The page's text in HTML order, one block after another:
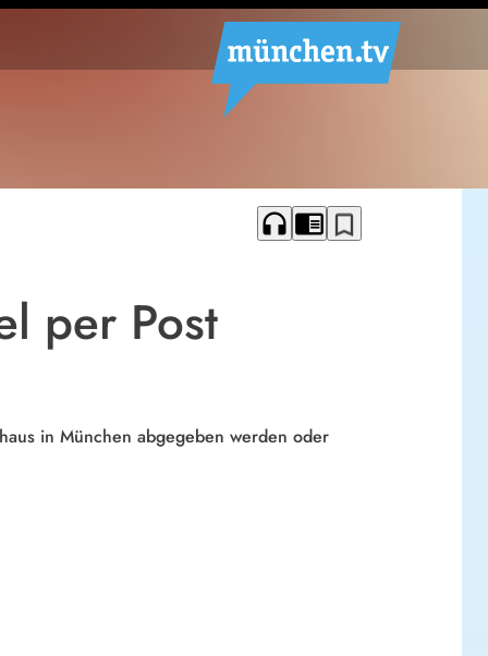
headphones chrome_reader_mode bookmark_border
per Post
in München abgegeben werden oder